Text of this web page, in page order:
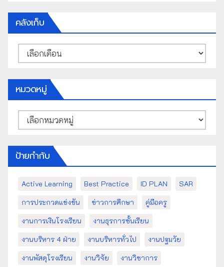
คลังเก็บ
คลัง
เก็บ
หมวดหมู่
หมวด
หมู่
ป้ายกำกับ
Active Learning Best Practice ID PLAN
SAR
การประกวดแข่งขัน
ข่าวการศึกษา
คู่มือครู
งานการเงินโรงเรียน
งานธุรการชั้นเรียน
งานบริหาร 4 ฝ่าย
งานบริหารทั่วไป
งานปฐมวัย
งานพัสดุโรงเรียน
งานวิจัย
งานวิชาการ